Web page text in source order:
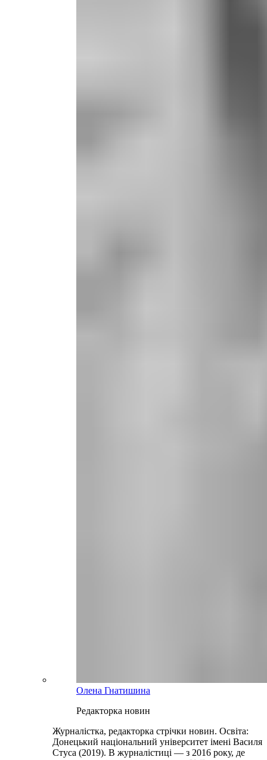
Олена Гнатишина
Редакторка новин
Журналістка, редакторка стрічки новин. Освіта:
Донецький національний університет імені Василя
Стуса (2019). В журналістиці — з 2016 року, де